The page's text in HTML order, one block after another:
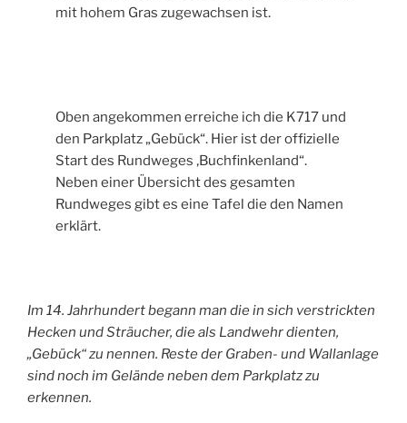
mit hohem Gras zugewachsen ist.
Oben angekommen erreiche ich die K717 und
den Parkplatz „Gebück“. Hier ist der offizielle
Start des Rundweges ‚Buchfinkenland“.
Neben einer Übersicht des gesamten
Rundweges gibt es eine Tafel die den Namen
erklärt.
Im 14. Jahrhundert begann man die in sich verstrickten
Hecken und Sträucher, die als Landwehr dienten,
„Gebück“ zu nennen. Reste der Graben- und Wallanlage
sind noch im Gelände neben dem Parkplatz zu
erkennen.